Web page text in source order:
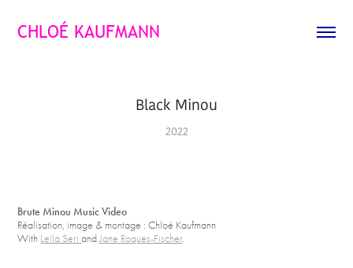
CHLOÉ KAUFMANN
Black Minou
2022
Brute Minou Music Video
Réalisation, image & montage : Chloé Kaufmann
With Leïla SeriandJane Roques-Fischer.